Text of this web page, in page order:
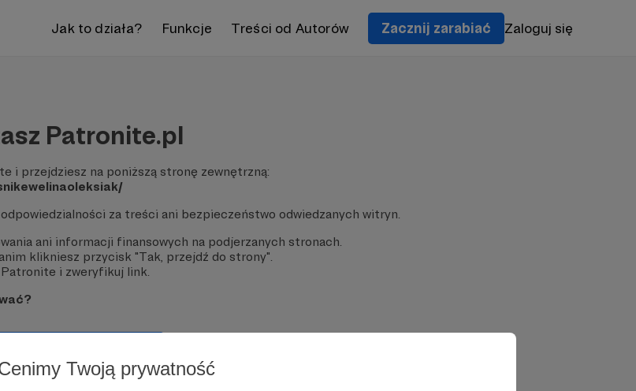
Twoją prywatność
Jak to działa? Funkcje Treści od Autorów Zacznij zarabiać Zaloguj się
Patronite.pl
i przejdziesz na poniższą stronę zewnętrzną:
za treści ani bezpieczeństwo odwiedzanych witryn.
ani informacji finansowych na podjerzanych stronach.
klikniesz przycisk "Tak, przejdź do strony".
i zweryfikuj link.